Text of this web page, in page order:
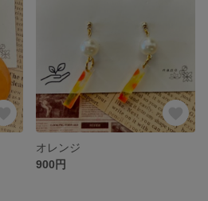
オレンジ
900円